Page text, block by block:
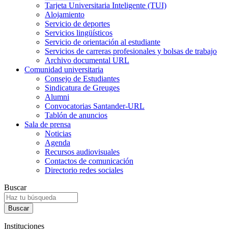
Tarjeta Universitaria Inteligente (TUI)
Alojamiento
Servicio de deportes
Servicios lingüísticos
Servicio de orientación al estudiante
Servicios de carreras profesionales y bolsas de trabajo
Archivo documental URL
Comunidad universitaria
Consejo de Estudiantes
Sindicatura de Greuges
Alumni
Convocatorias Santander-URL
Tablón de anuncios
Sala de prensa
Noticias
Agenda
Recursos audiovisuales
Contactos de comunicación
Directorio redes sociales
Buscar
Instituciones